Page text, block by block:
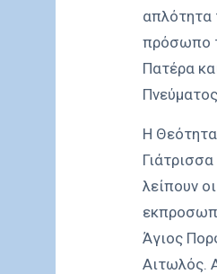
απλότητα
πρόσωπο
Πατέρα
Η Θεότητα
λείπουν
Άγιος
Αιτωλός.